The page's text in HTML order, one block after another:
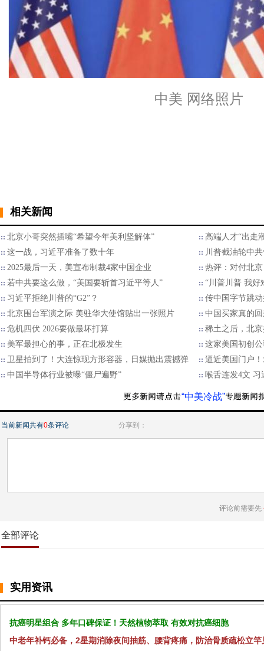
中美 网络照片
相关新闻
北京小哥突然插嘴“希望今年美利坚解体”
高端人才“出走
这一战，习近平准备了数十年
川普截油轮中
2025最后一天，美宣布制裁4家中国企业
热评：对付北
若中共要这么做，“美国要斩首习近平等人”
“川普川普 我好
习近平拒绝川普的“G2”？
传中国字节跳
北京围台军演之际 美驻华大使馆贴出一张照片
中国买家真的
危机四伏 2026要做最坏打算
稀土之后，北
美军最担心的事，正在北极发生
这家美国初创
卫星拍到了！大连惊现方形容器，日媒抛出震撼弹
逼近美国门户
中国半导体行业被曝“僵尸遍野”
喉舌连发4文 习
“中美冷战”
当前新闻共有0条评论 分享到：
评论前需要先
全部评论
实用资讯
抗癌明星组合 多年口碑保证！天然植物萃取 有效对抗癌细胞
中老年补钙必备，2星期消除夜间抽筋、腰背疼痛，防治骨质疏松立竿